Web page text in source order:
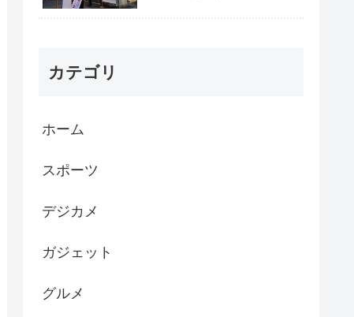
カテゴリ
ホーム
スポーツ
デジカメ
ガジェット
グルメ